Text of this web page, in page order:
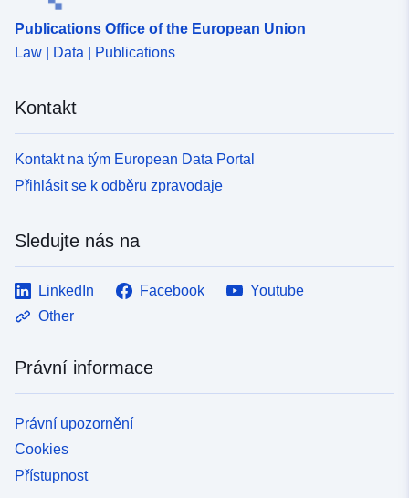
Publications Office of the European Union
Law | Data | Publications
Kontakt
Kontakt na tým European Data Portal
Přihlásit se k odběru zpravodaje
Sledujte nás na
LinkedIn Facebook
Youtube
Other
Právní informace
Právní upozornění
Cookies
Přístupnost